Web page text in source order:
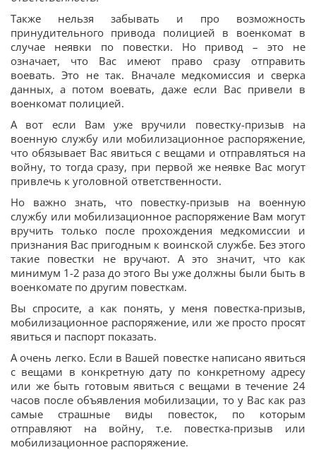
Также нельзя забывать и про возможность
принудительного привода полицией в военкомат в
случае неявки по повестки. Но привод – это не
означает, что Вас имеют право сразу отправить
воевать. Это не так. Вначале медкомиссия и сверка
данных, а потом воевать, даже если Вас привели в
военкомат полицией.
А вот если Вам уже вручили повестку-призыв на
военную службу или мобилизационное распоряжение,
что обязывает Вас явиться с вещами и отправляться на
войну, то тогда сразу, при первой же неявке Вас могут
привлечь к уголовной ответственности.
Но важно знать, что повестку-призыв на военную
службу или мобилизационное распоряжение Вам могут
вручить только после прохождения медкомиссии и
признания Вас пригодным к воинской службе. Без этого
такие повестки не вручают. А это значит, что как
минимум 1-2 раза до этого Вы уже должны были быть в
военкомате по другим повесткам.
Вы спросите, а как понять, у меня повестка-призыв,
мобилизационное распоряжение, или же просто просят
явиться и паспорт показать.
А очень легко. Если в Вашей повестке написано явиться
с вещами в конкретную дату по конкретному адресу
или же быть готовым явиться с вещами в течение 24
часов после объявления мобилизации, то у Вас как раз
самые страшные виды повесток, по которым
отправляют на войну, т.е. повестка-призыв или
мобилизационное распоряжение.